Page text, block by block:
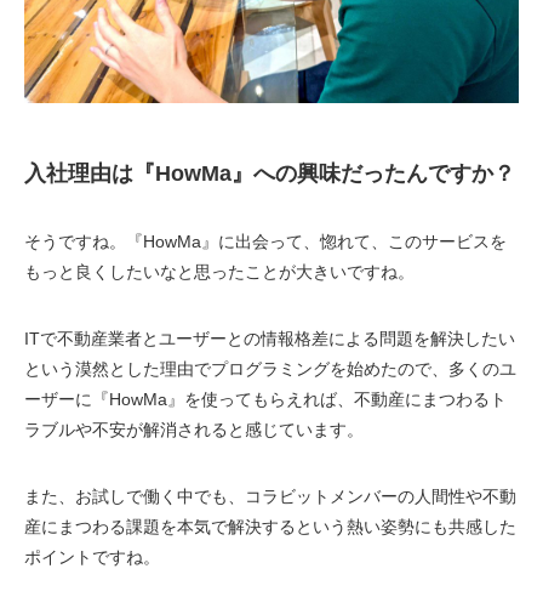
入社理由は『HowMa』への興味だったんですか？
そうですね。『HowMa』に出会って、惚れて、このサービスを
もっと良くしたいなと思ったことが大きいですね。
ITで不動産業者とユーザーとの情報格差による問題を解決したい
という漠然とした理由でプログラミングを始めたので、多くのユ
ーザーに『HowMa』を使ってもらえれば、不動産にまつわるト
ラブルや不安が解消されると感じています。
また、お試しで働く中でも、コラビットメンバーの人間性や不動
産にまつわる課題を本気で解決するという熱い姿勢にも共感した
ポイントですね。